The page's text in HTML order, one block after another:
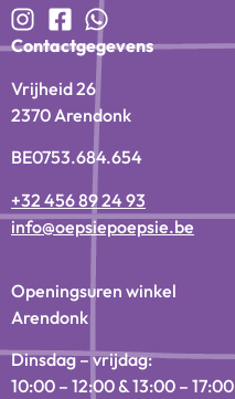
Contactgegevens
Vrijheid 26
2370 Arendonk
BE0753.684.654
+32 456 89 24 93
info@oepsiepoepsie.be
Openingsuren winkel
Arendonk
Dinsdag – vrijdag:
10:00 – 12:00 & 13:00 – 17:00